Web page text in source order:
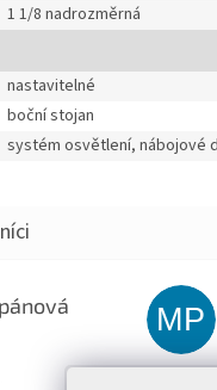
1 1/8 nadrozměrná
nastavitelné
boční stojan
systém osvětlení, nábojové
je 5 z 5 hvězdiček.MP